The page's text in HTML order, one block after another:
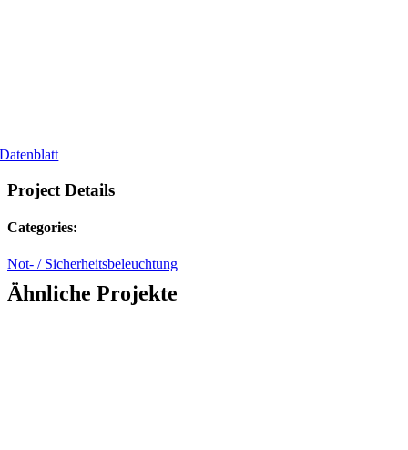
Datenblatt
Project Details
Categories:
Not- / Sicherheitsbeleuchtung
Ähnliche Projekte